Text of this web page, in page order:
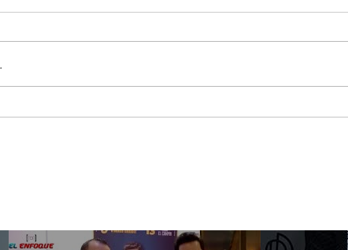
GWM introduce en